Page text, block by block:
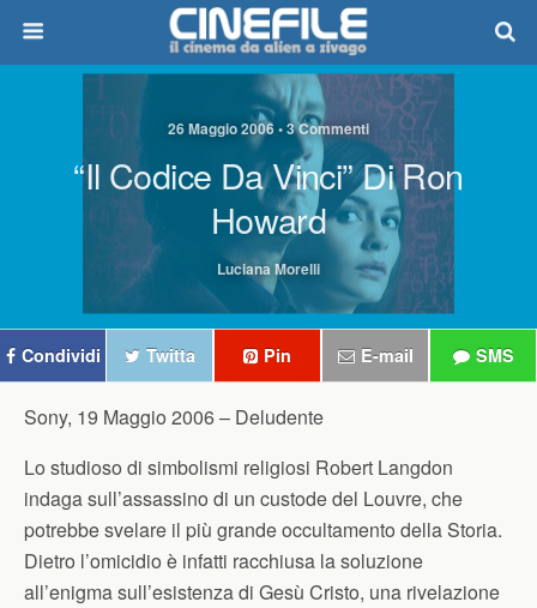
26 Maggio 2006 • 3 Commenti
“Il Codice Da Vinci” Di Ron
Howard
Luciana Morelli
Condividi Twitta Pin E-mail SMS
Sony, 19 Maggio 2006 – Deludente
Lo studioso di simbolismi religiosi Robert Langdon
indaga sull’assassino di un custode del Louvre, che
potrebbe svelare il più grande occultamento della Storia.
Dietro l’omicidio è infatti racchiusa la soluzione
all’enigma sull’esistenza di Gesù Cristo, una rivelazione